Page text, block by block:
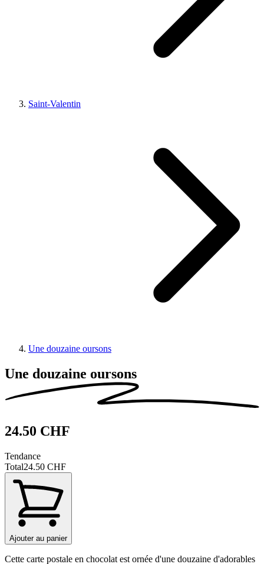
Saint-Valentin
Une douzaine oursons
Une douzaine oursons
24.50 CHF
Tendance
Total24.50 CHF
Ajouter au panier
Cette carte postale en chocolat est ornée d'une douzaine d'adorables